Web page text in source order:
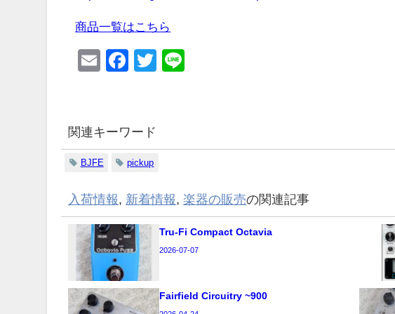
商品一覧はこちら
EmailFacebook
Twitter
関連キーワード
BJFE pickup
入荷情報, 新着情報,楽器の販売の関連記事
Tru-Fi Compact Octavia
2026-07-07
Fairfield Circuitry ~900